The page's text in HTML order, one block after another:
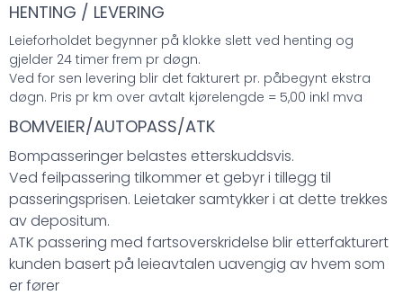
HENTING / LEVERING
Leieforholdet begynner på klokke slett ved henting og
gjelder 24 timer frem pr døgn.
Ved for sen levering blir det fakturert pr. påbegynt ekstra
døgn. Pris pr km over avtalt kjørelengde = 5,00 inkl mva
BOMVEIER/AUTOPASS/ATK
Bompasseringer belastes etterskuddsvis.
Ved feilpassering tilkommer et gebyr i tillegg til
passeringsprisen. Leietaker samtykker i at dette trekkes
av depositum.
ATK passering med fartsoverskridelse blir etterfakturert
kunden basert på leieavtalen uavengig av hvem som
er fører